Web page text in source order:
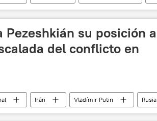
su posición a
del conflicto en
Irán Vladímir Putin
Rusia
🌍 Oriente Medio